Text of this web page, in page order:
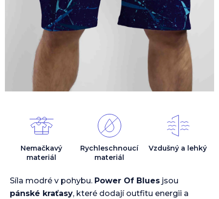
Síla modré v pohybu. Power Of Blues jsou
pánské kraťasy, které dodají outfitu energii a
Nemačkavý
materiál
Rychleschnoucí
materiál
Vzdušný a lehký